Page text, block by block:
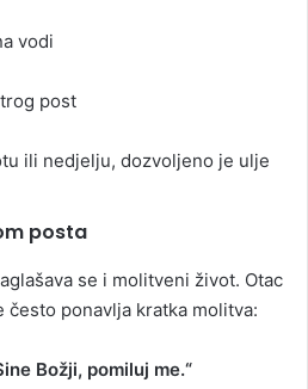
vodi
post
ili nedjelju, dozvoljeno je ulje
posta
se i molitveni život. Otac
često ponavlja kratka molitva:
Božji, pomiluj me.“